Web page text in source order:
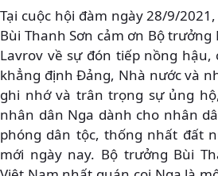
Tại cuộc hội đàm ngày 28/9/
Bùi Thanh Sơn cảm ơn Bộ trưởng
Lavrov về sự đón tiếp nồng
khẳng định Đảng, Nhà nước và
ghi nhớ và trân trọng sự ủng
nhân dân Nga dành cho nhân
phóng dân tộc, thống nhất đất
mới ngày nay. Bộ trưởng Bùi